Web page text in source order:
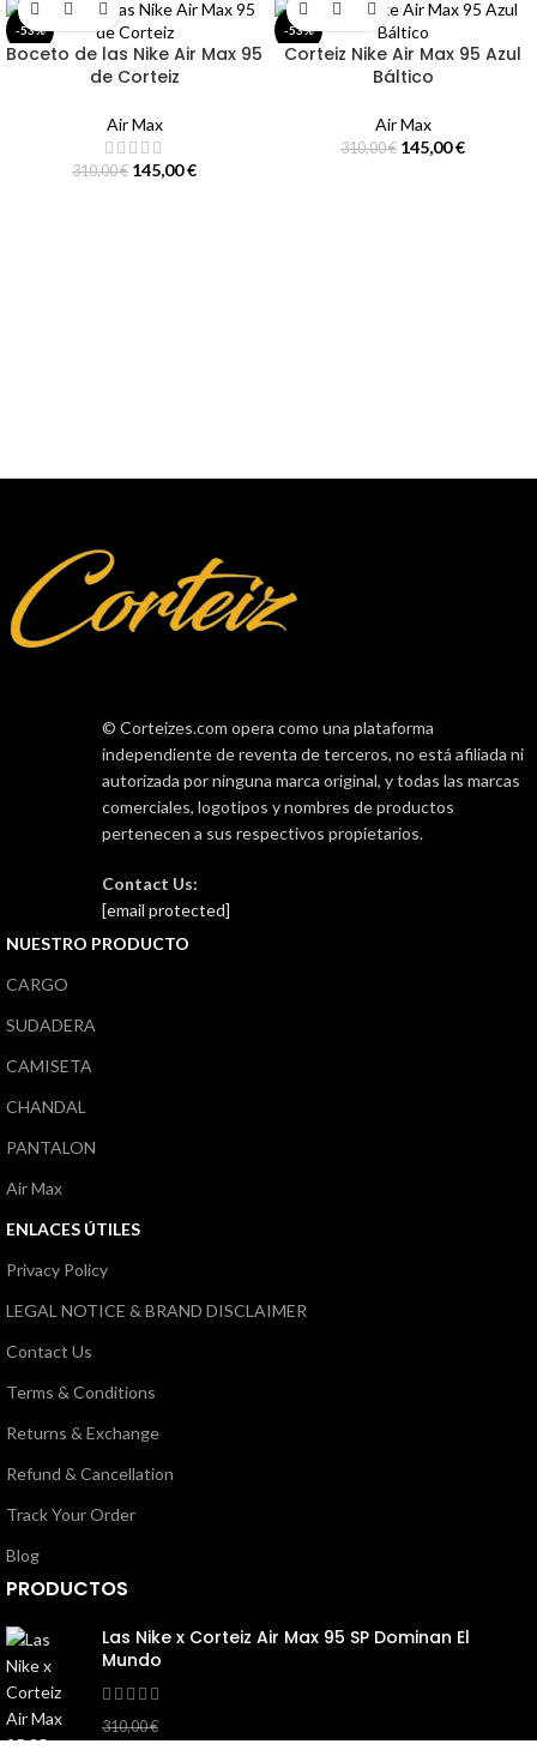
-53%
Boceto de las Nike Air Max 95
de Corteiz
Air Max
310,00€ 145,00€
-53%
Corteiz Nike Air Max 95 Azul
Báltico
Air Max
310,00€ 145,00€
© Corteizes.com opera como una plataforma
independiente de reventa de terceros, no está afiliada ni
autorizada por ninguna marca original, y todas las marcas
comerciales, logotipos y nombres de productos
pertenecen a sus respectivos propietarios.
Contact Us:
[email protected]
NUESTRO PRODUCTO
CARGO
SUDADERA
CAMISETA
CHANDAL
PANTALON
Air Max
ENLACES ÚTILES
Privacy Policy
LEGAL NOTICE & BRAND DISCLAIMER
Contact Us
Terms & Conditions
Returns & Exchange
Refund & Cancellation
Track Your Order
Blog
PRODUCTOS
Las Nike x Corteiz Air Max 95 SP Dominan El
Mundo
310,00€